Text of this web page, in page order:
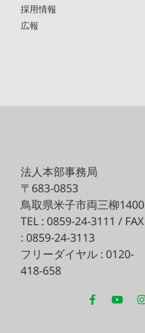
採用情報
広報
法人本部事務局
〒683-0853
鳥取県米子市両三柳1400
TEL : 0859-24-3111 / FAX
: 0859-24-3113
フリーダイヤル : 0120-
418-658